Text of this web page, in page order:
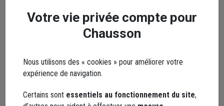
Fabemi - 100,0 cm x 30,0 cm - ép.
Fabemi - 50,0 cm
Votre vie privée compte pour
Chausson
Nous utilisons des « cookies » pour améliorer votre
expérience de navigation.
Certains sont essentiels au fonctionnement du site,